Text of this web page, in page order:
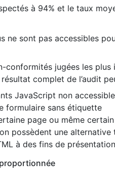
à 94% et le taux
ne sont pas accessibles
conformités jugées les
résultat complet de l’audit
JavaScript non
formulaire sans étiquette
page ou même
possèdent une alternative
à des fins de